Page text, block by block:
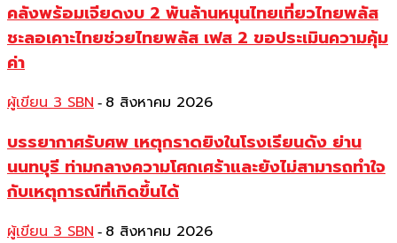
คลังพร้อมเจียดงบ 2 พันล้านหนุนไทยเที่ยวไทยพลัส
ชะลอเคาะไทยช่วยไทยพลัส เฟส 2 ขอประเมินความคุ้ม
ค่า
ผู้เขียน 3 SBN - 8 สิงหาคม 2026
บรรยากาศรับศพ เหตุกราดยิงในโรงเรียนดัง ย่าน
นนทบุรี ท่ามกลางความโศกเศร้าและยังไม่สามารถทำใจ
กับเหตุการณ์ที่เกิดขึ้นได้
ผู้เขียน 3 SBN - 8 สิงหาคม 2026